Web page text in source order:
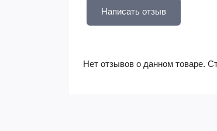
Написать отзыв
Нет отзывов о данном товаре.